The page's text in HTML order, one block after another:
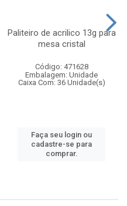
Paliteiro de acrilico 13g para
mesa cristal
Código: 471628
Embalagem: Unidade
Caixa Com: 36 Unidade(s)
Faça seu login ou
cadastre-se para
comprar.